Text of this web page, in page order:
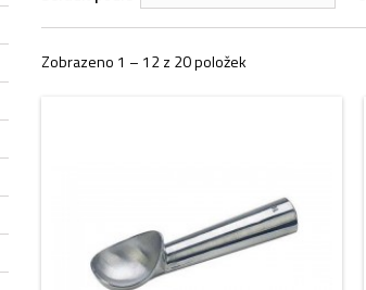
Zobrazeno 1 – 12 z 20 položek